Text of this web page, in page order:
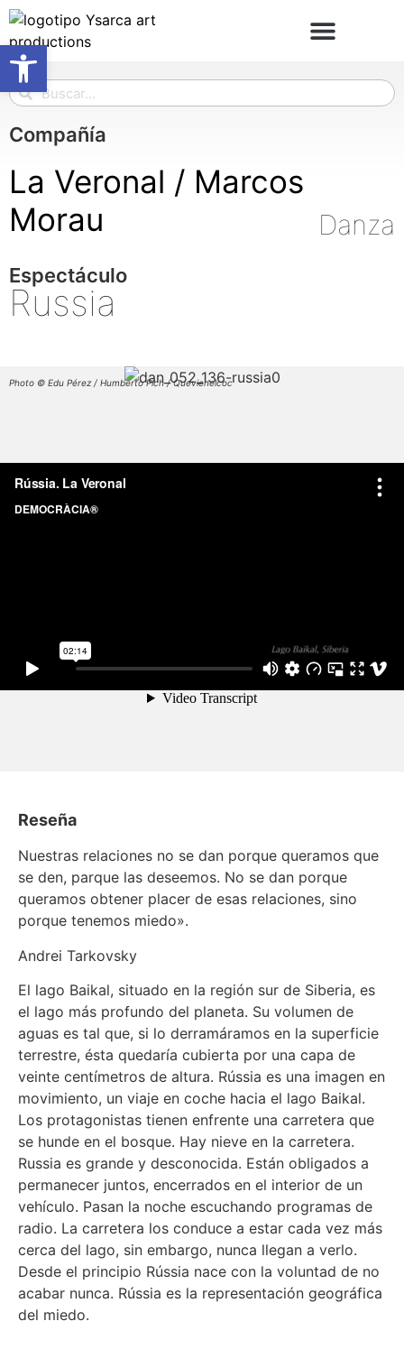
Compañía
La Veronal / Marcos
Morau
Danza
Espectáculo
Russia
Photo © Edu Pérez / Humberto Pich / Quevienelcoc
Reseña
Nuestras relaciones no se dan porque queramos que
se den, parque las deseemos. No se dan porque
queramos obtener placer de esas relaciones, sino
porque tenemos miedo».
Andrei Tarkovsky
El lago Baikal, situado en la región sur de Siberia, es
el lago más profundo del planeta. Su volumen de
aguas es tal que, si lo derramáramos en la superficie
terrestre, ésta quedaría cubierta por una capa de
veinte centímetros de altura. Rússia es una imagen en
movimiento, un viaje en coche hacia el lago Baikal.
Los protagonistas tienen enfrente una carretera que
se hunde en el bosque. Hay nieve en la carretera.
Russia es grande y desconocida. Están obligados a
permanecer juntos, encerrados en el interior de un
vehículo. Pasan la noche escuchando programas de
radio. La carretera los conduce a estar cada vez más
cerca del lago, sin embargo, nunca llegan a verlo.
Desde el principio Rússia nace con la voluntad de no
acabar nunca. Rússia es la representación geográfica
del miedo.
Abrir barra de herramientas